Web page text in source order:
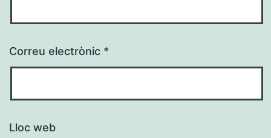
Correu electrònic *
Lloc web